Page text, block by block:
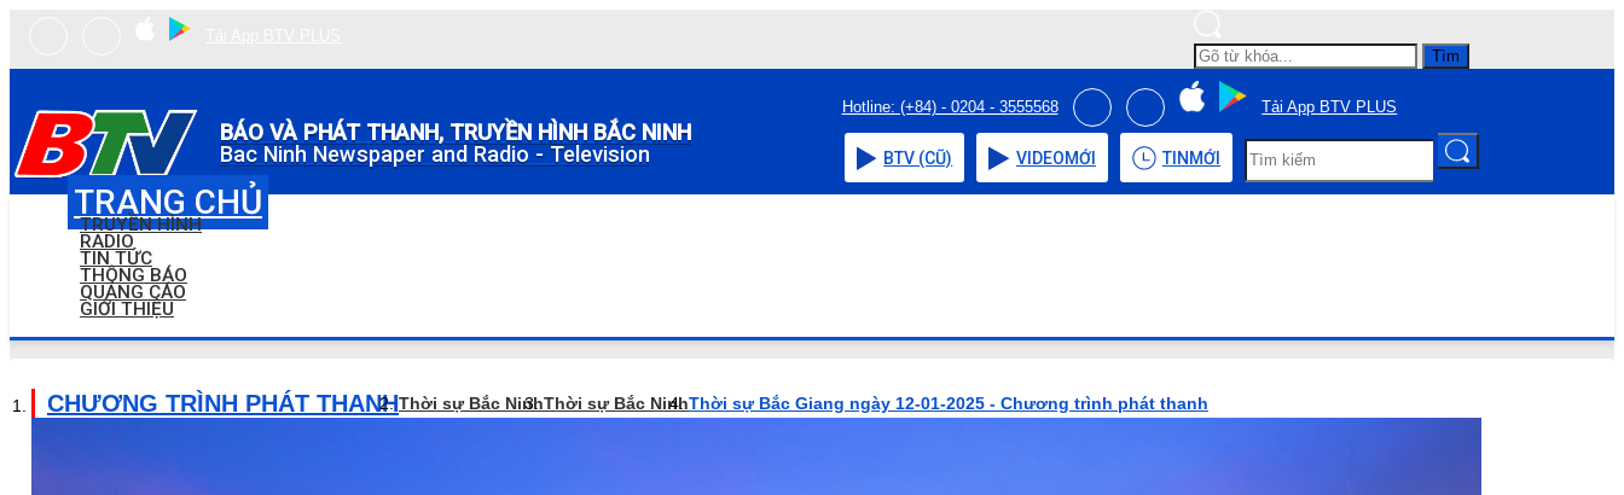
Tìm
BÁO VÀ PHÁT THANH, TRUYỀN HÌNH BẮC NINH
Bac Ninh Newspaper and Radio - Television
Hotline: (+84) - 0204 - 3555568 Tải App BTV PLUS
BTV (CŨ) VIDEOMỚI TIN MỚI
TRANG CHỦ
TRUYỀN HÌNH
RADIO
TIN TỨC
THÔNG BÁO
QUẢNG CÁO
GIỚI THIỆU
CHƯƠNG TRÌNH PHÁT THANHThời sự Bắc NinhThời sự Bắc NinhThời sự Bắc Giang ngày 12-01-2025 - Chương trình phát thanh